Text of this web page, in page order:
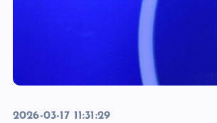
2026-03-17 11:31:29